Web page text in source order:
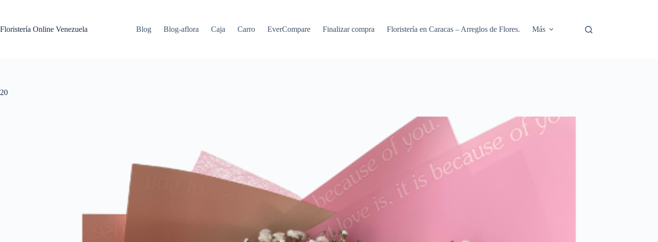
Floristería Online Venezuela Blog Blog-aflora Caja Carro EverCompare Finalizar compra Floristería en Caracas – Arreglos de Flores. Más
20